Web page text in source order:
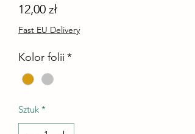
12,00 złCena
Fast EU Delivery
Kolor folii *
Sztuk *